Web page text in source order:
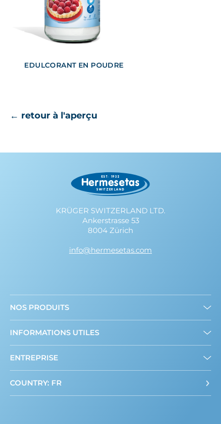
EDULCORANT EN POUDRE
← retour à l'aperçu
KRÜGER SWITZERLAND LTD.
Ankerstrasse 53
8004 Zürich
info@hermesetas.com
NOS PRODUITS
Edulcorant en poudre
INFORMATIONS UTILES
ENTREPRISE
COUNTRY: FR